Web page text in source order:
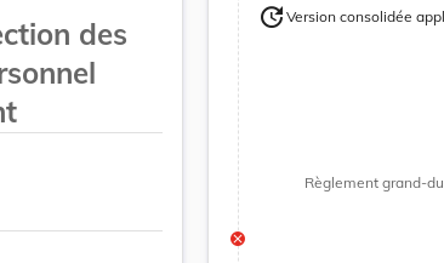
des
Version courante
Version consolidée
update Version consolidée
Règlement grand-